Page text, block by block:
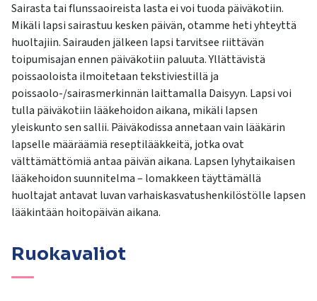
Sairasta tai flunssaoireista lasta ei voi tuoda päiväkotiin.
Mikäli lapsi sairastuu kesken päivän, otamme heti yhteyttä
huoltajiin. Sairauden jälkeen lapsi tarvitsee riittävän
toipumisajan ennen päiväkotiin paluuta. Yllättävistä
poissaoloista ilmoitetaan tekstiviestillä ja
poissaolo-/sairasmerkinnän laittamalla Daisyyn. Lapsi voi
tulla päiväkotiin lääkehoidon aikana, mikäli lapsen
yleiskunto sen sallii. Päiväkodissa annetaan vain lääkärin
lapselle määräämiä reseptilääkkeitä, jotka ovat
välttämättömiä antaa päivän aikana. Lapsen lyhytaikaisen
lääkehoidon suunnitelma – lomakkeen täyttämällä
huoltajat antavat luvan varhaiskasvatushenkilöstölle lapsen
lääkintään hoitopäivän aikana.
Ruokavaliot